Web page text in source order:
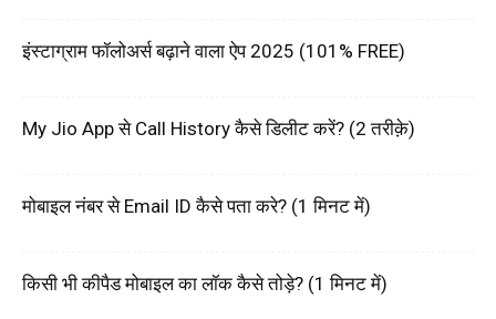
इंस्टाग्राम फॉलोअर्स बढ़ाने वाला ऐप 2025 (101% FREE)
My Jio App से Call History कैसे डिलीट करें? (2 तरीक़े)
मोबाइल नंबर से Email ID कैसे पता करे? (1 मिनट में)
किसी भी कीपैड मोबाइल का लॉक कैसे तोड़े? (1 मिनट में)